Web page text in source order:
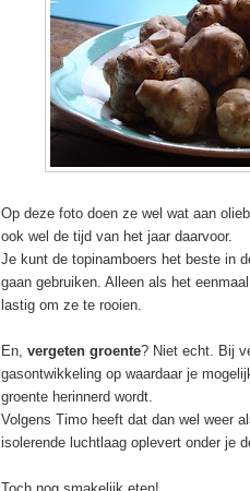
Op deze foto doen ze wel wat aan
ook wel de tijd van het jaar daarvoor.
Je kunt de topinamboers het beste in
gaan gebruiken. Alleen als het
lastig om ze te rooien.
En, vergeten groente? Niet echt. Bij
gasontwikkeling op waardaar je
groente herinnerd wordt.
Volgens Timo heeft dat dan wel weer
isolerende luchtlaag oplevert onder je